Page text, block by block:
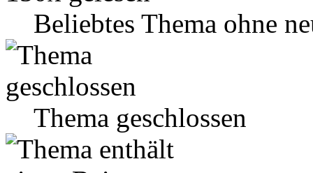
Beliebtes Thema ohne
Thema geschlossen